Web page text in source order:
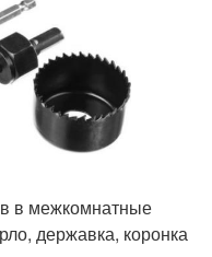
в межкомнатные
державка, коронка